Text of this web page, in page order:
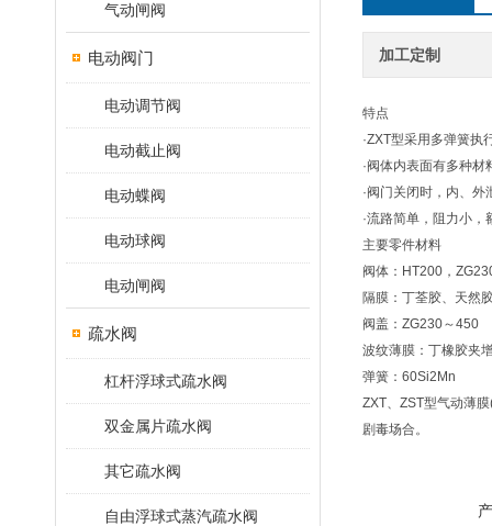
气动闸阀
电动阀门
电动调节阀
电动截止阀
电动蝶阀
电动球阀
电动闸阀
疏水阀
杠杆浮球式疏水阀
双金属片疏水阀
其它疏水阀
自由浮球式蒸汽疏水阀
加工定制
特点
·ZXT型采用多弹簧执
·阀体内表面有多种
·阀门关闭时，内、
·流路简单，阻力小
主要零件材料
阀体：HT200，
隔膜：丁荃胶、天然
阀盖：ZG230～450
波纹薄膜：丁橡胶夹
弹簧：60Si2Mn
ZXT、ZST型气动薄
剧毒场合。